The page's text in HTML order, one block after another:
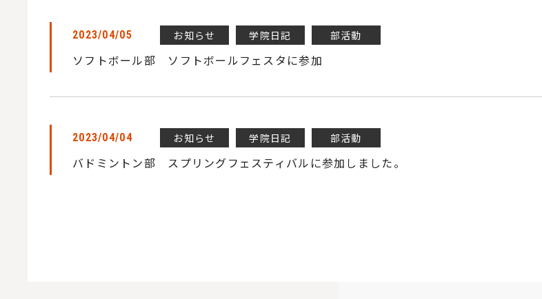
2023/04/05 お知らせ 学院日記 部活動
ソフトボール部 ソフトボールフェスタに参加
2023/04/04 お知らせ 学院日記 部活動
バドミントン部 スプリングフェスティバルに参加しました。